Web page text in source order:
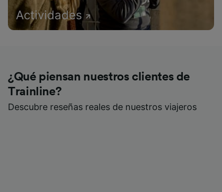
Actividades
¿Qué piensan nuestros clientes de
Trainline?
Descubre reseñas reales de nuestros viajeros